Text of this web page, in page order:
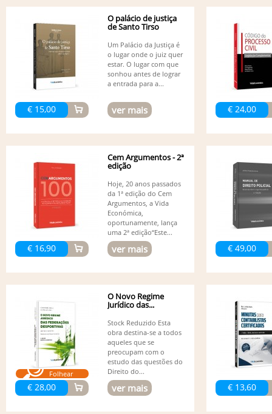
€ 15,00
O palácio de justiça
de Santo Tirso
Um Palácio da Justiça é
o lugar onde o juiz quer
estar. O lugar com que
sonhou antes de lograr
a entrada para a...
ver mais € 24,00
€ 16,90
Cem Argumentos - 2ª
edição
Hoje, 20 anos passados
da 1ª edição do Cem
Argumentos, a Vida
Económica,
oportunamente, lança
uma 2ª edição“Este...
ver mais € 49,00
Folhear
€ 28,00
O Novo Regime
Jurídico das...
Stock Reduzido Esta
obra destina-se a todos
aqueles que se
preocupam com o
estudo das questões do
Direito do...
ver mais € 13,60